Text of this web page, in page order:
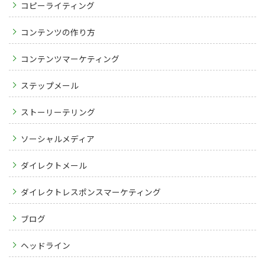
コピーライティング
コンテンツの作り方
コンテンツマーケティング
ステップメール
ストーリーテリング
ソーシャルメディア
ダイレクトメール
ダイレクトレスポンスマーケティング
ブログ
ヘッドライン